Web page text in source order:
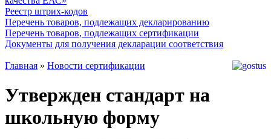
Реестр штрих-кодов
Перечень товаров, подлежащих декларированию
Перечень товаров, подлежащих сертификации
Документы для получения декларации соответствия
Главная » Новости сертификации
Утвержден стандарт на
школьную форму